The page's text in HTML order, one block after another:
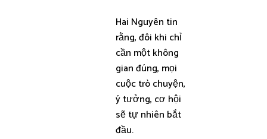
Hai Nguyên tin
rằng, đôi khi chỉ
cần một không
gian đúng, mọi
cuộc trò chuyện,
ý tưởng, cơ hội
sẽ tự nhiên bắt
đầu.